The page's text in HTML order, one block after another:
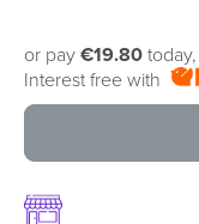
or pay €19.80
Interest free with